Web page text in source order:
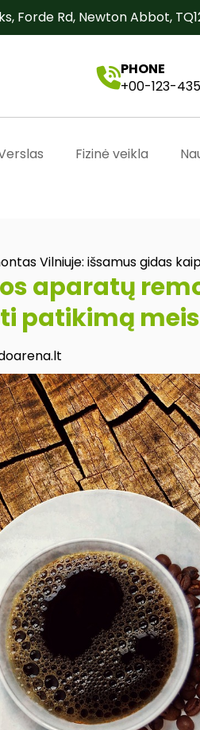
Forde Rd, Newton Abbot,
PHONE
+00-123-
Fizinė veikla
Vilniuje: išsamus gidas
aparatų
patikimą